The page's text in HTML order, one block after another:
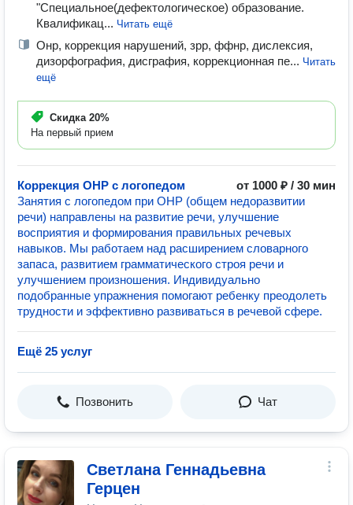
"Специальное(дефектологическое) образование.
Квалификац... Читать ещё
Онр, коррекция нарушений, зрр, ффнр, дислексия,
дизорфография, дисграфия, коррекционная пе... Читать
ещё
Скидка 20%
На первый прием
Коррекция ОНР с логопедом
от 1000 ₽ / 30 мин
Занятия с логопедом при ОНР (общем недоразвитии
речи) направлены на развитие речи, улучшение
восприятия и формирования правильных речевых
навыков. Мы работаем над расширением словарного
запаса, развитием грамматического строя речи и
улучшением произношения. Индивидуально
подобранные упражнения помогают ребенку преодолеть
трудности и эффективно развиваться в речевой сфере.
Ещё 25 услуг
Позвонить Чат
Светлана Геннадьевна
Герцен